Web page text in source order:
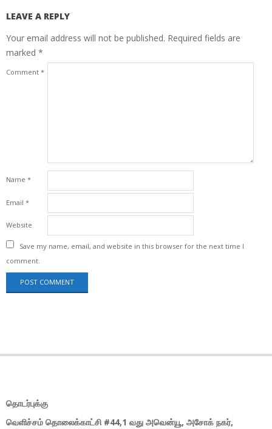
LEAVE A REPLY
Your email address will not be published. Required fields are
marked *
Comment *
Name *
Email *
Website
Save my name, email, and website in this browser for the next time I
comment.
தொடர்புக்கு
வெளிச்சம் தொலைக்காட்சி #44,1 வது அவென்யூ, அசோக் நகர்,